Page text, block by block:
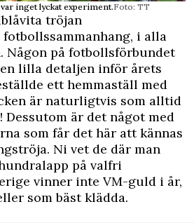
inget lyckat experiment.Foto: TT
tröjan
i alla
Någon på fotbollsförbundet
lilla detaljen inför årets
ett hemmaställ med
är naturligtvis som alltid
Dessutom är det något med
som får det här att kännas
Ni vet de där man
på valfri
vinner inte VM-guld i år,
som bäst klädda.